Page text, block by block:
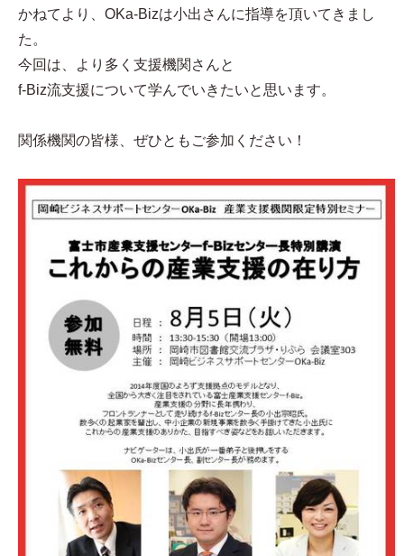
かねてより、OKa-Bizは小出さんに指導を頂いてきまし
た。
今回は、より多く支援機関さんと
f-Biz流支援について学んでいきたいと思います。
関係機関の皆様、ぜひともご参加ください！